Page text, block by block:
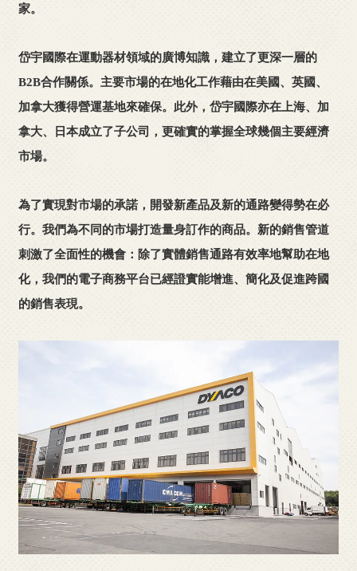
家。
岱宇國際在運動器材領域的廣博知識，建立了更深一層的
B2B合作關係。主要市場的在地化工作藉由在美國、英國、
加拿大獲得營運基地來確保。此外，岱宇國際亦在上海、加
拿大、日本成立了子公司，更確實的掌握全球幾個主要經濟
市場。
為了實現對市場的承諾，開發新產品及新的通路變得勢在必
行。我們為不同的市場打造量身訂作的商品。新的銷售管道
刺激了全面性的機會：除了實體銷售通路有效率地幫助在地
化，我們的電子商務平台已經證實能增進、簡化及促進跨國
的銷售表現。